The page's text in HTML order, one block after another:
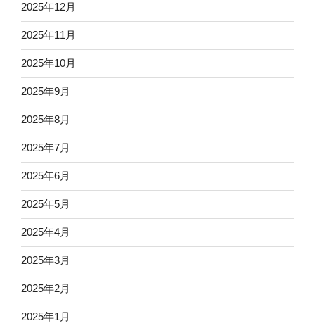
2025年12月
2025年11月
2025年10月
2025年9月
2025年8月
2025年7月
2025年6月
2025年5月
2025年4月
2025年3月
2025年2月
2025年1月